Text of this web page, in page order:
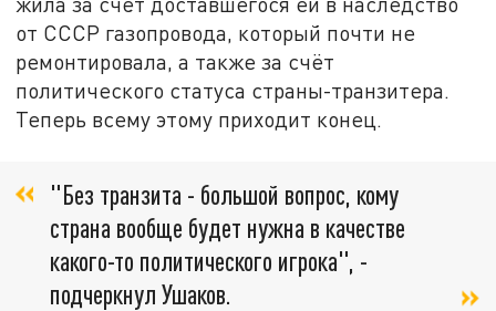
от СССР газопровода, который почти не
ремонтировала, а также за счёт
политического статуса страны-транзитера.
Теперь всему этому приходит конец.
"Без транзита - большой вопрос, кому
страна вообще будет нужна в качестве
какого-то политического игрока", -
подчеркнул Ушаков.